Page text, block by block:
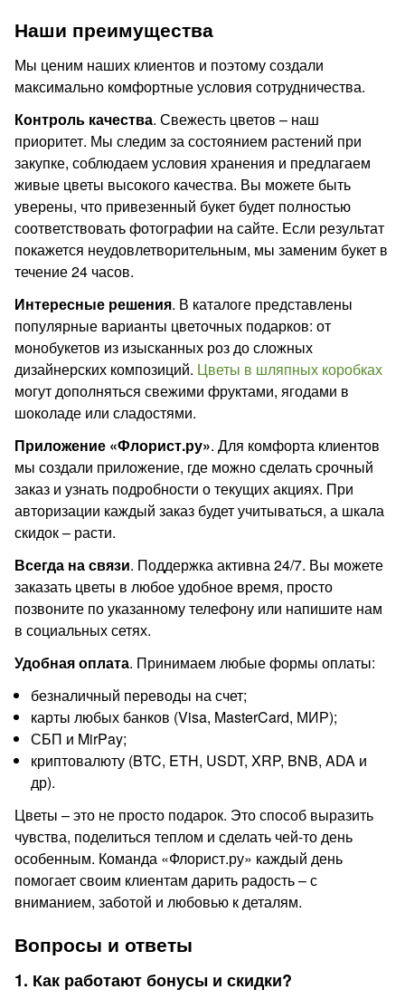
Наши преимущества
Мы ценим наших клиентов и поэтому создали
максимально комфортные условия сотрудничества.
Контроль качества. Свежесть цветов – наш
приоритет. Мы следим за состоянием растений при
закупке, соблюдаем условия хранения и предлагаем
живые цветы высокого качества. Вы можете быть
уверены, что привезенный букет будет полностью
соответствовать фотографии на сайте. Если результат
покажется неудовлетворительным, мы заменим букет в
течение 24 часов.
Интересные решения. В каталоге представлены
популярные варианты цветочных подарков: от
монобукетов из изысканных роз до сложных
дизайнерских композиций. Цветы в шляпных коробках
могут дополняться свежими фруктами, ягодами в
шоколаде или сладостями.
Приложение «Флорист.ру». Для комфорта клиентов
мы создали приложение, где можно сделать срочный
заказ и узнать подробности о текущих акциях. При
авторизации каждый заказ будет учитываться, а шкала
скидок – расти.
Всегда на связи. Поддержка активна 24/7. Вы можете
заказать цветы в любое удобное время, просто
позвоните по указанному телефону или напишите нам
в социальных сетях.
Удобная оплата. Принимаем любые формы оплаты:
безналичный переводы на счет;
карты любых банков (Visa, MasterCard, МИР);
СБП и MirPay;
криптовалюту (BTC, ETH, USDT, XRP, BNB, ADA и
др).
Цветы – это не просто подарок. Это способ выразить
чувства, поделиться теплом и сделать чей-то день
особенным. Команда «Флорист.ру» каждый день
помогает своим клиентам дарить радость – с
вниманием, заботой и любовью к деталям.
Вопросы и ответы
1. Как работают бонусы и скидки?